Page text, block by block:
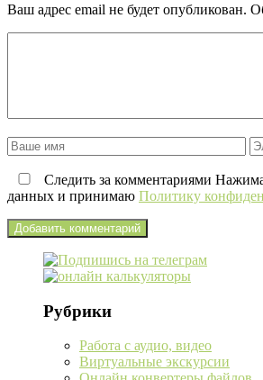
Ваш адрес email не будет опубликован.
Следить за комментариями
данных и принимаю Политику
Рубрики
Работа с аудио, видео
Виртуальные экскурсии